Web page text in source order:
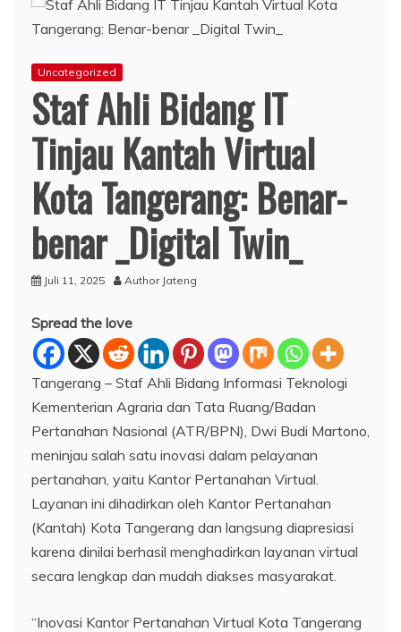
Uncategorized
Staf Ahli Bidang IT
Tinjau Kantah Virtual
Kota Tangerang: Benar-
benar _Digital Twin_
Juli 11, 2025 Author Jateng
Spread the love
Tangerang – Staf Ahli Bidang Informasi Teknologi
Kementerian Agraria dan Tata Ruang/Badan
Pertanahan Nasional (ATR/BPN), Dwi Budi Martono,
meninjau salah satu inovasi dalam pelayanan
pertanahan, yaitu Kantor Pertanahan Virtual.
Layanan ini dihadirkan oleh Kantor Pertanahan
(Kantah) Kota Tangerang dan langsung diapresiasi
karena dinilai berhasil menghadirkan layanan virtual
secara lengkap dan mudah diakses masyarakat.
“Inovasi Kantor Pertanahan Virtual Kota Tangerang